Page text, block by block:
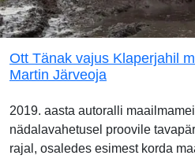
Ott Tänak vajus Klaperjahil
Martin Järveoja
2019. aasta autoralli
nädalavahetusel proovile
rajal, osaledes esimest korda